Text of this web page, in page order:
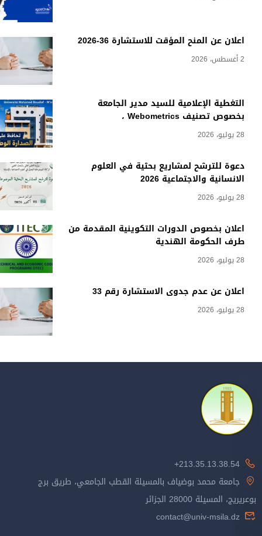
اعلان عن المنح المؤقت للاستشارة 36-2026
2 أغسطس، 2026
التغطية الإعلامية للسيد مدير الجامعة
بخصوص تصنيف Webometrics ،
28 يوليو، 2026
دعوة للترشح لمشاريع بحثية في العلوم
الانسانية والاجتماعية 2026
28 يوليو، 2026
اعلان بخصوص الدورات التكوينية المقدمة من
طرف الحكومة الهندية
28 يوليو، 2026
اعلان عن عدم جدوى الاستشارة رقم 33
28 يوليو، 2026
213.35.13.38.54+
جامعة محمد بوضياف بالمسيلة القطب الجامعي، طريق برج
بوعريريج، المسيلة 28000 الجزائر
contact@univ-msila.dz